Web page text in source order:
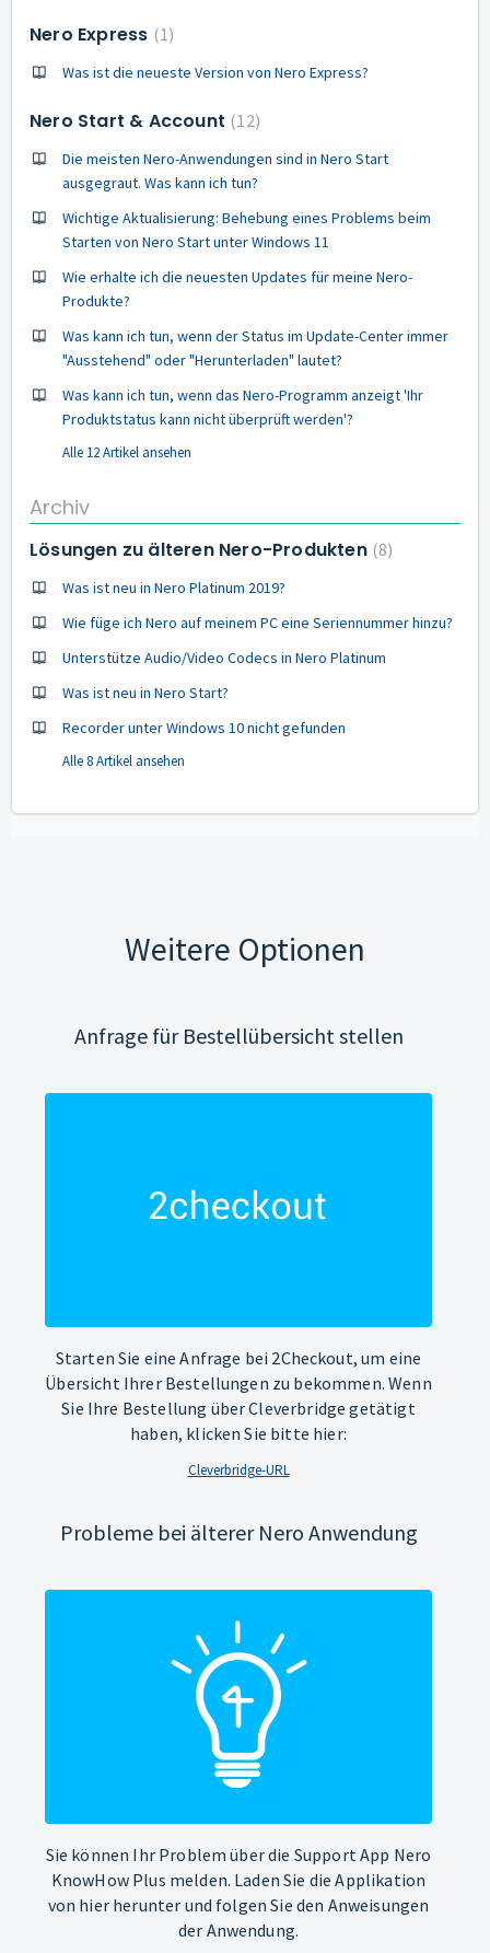
Nero Express 1
Was ist die neueste Version von Nero Express?
Nero Start & Account 12
Die meisten Nero-Anwendungen sind in Nero Start
ausgegraut. Was kann ich tun?
Wichtige Aktualisierung: Behebung eines Problems beim
Starten von Nero Start unter Windows 11
Wie erhalte ich die neuesten Updates für meine Nero-
Produkte?
Was kann ich tun, wenn der Status im Update-Center immer
"Ausstehend" oder "Herunterladen" lautet?
Was kann ich tun, wenn das Nero-Programm anzeigt 'Ihr
Produktstatus kann nicht überprüft werden'?
Alle 12 Artikel ansehen
Archiv
Lösungen zu älteren Nero-Produkten 8
Was ist neu in Nero Platinum 2019?
Wie füge ich Nero auf meinem PC eine Seriennummer hinzu?
Unterstütze Audio/Video Codecs in Nero Platinum
Was ist neu in Nero Start?
Recorder unter Windows 10 nicht gefunden
Alle 8 Artikel ansehen
Weitere Optionen
Anfrage für Bestellübersicht stellen
Starten Sie eine Anfrage bei 2Checkout, um eine
Übersicht Ihrer Bestellungen zu bekommen. Wenn
Sie Ihre Bestellung über Cleverbridge getätigt
haben, klicken Sie bitte hier:
Cleverbridge-URL
Probleme bei älterer Nero Anwendung
Sie können Ihr Problem über die Support App Nero
KnowHow Plus melden. Laden Sie die Applikation
von hier herunter und folgen Sie den Anweisungen
der Anwendung.